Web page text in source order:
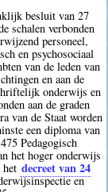
besluit van 27
schalen verbonden
personeel,
en psychosociaal
van de leden van
en aan de
onderwijs en
aan de graden
van de Staat worden
een diploma van
Pedagogisch
het hoger onderwijs
decreet van 24
en